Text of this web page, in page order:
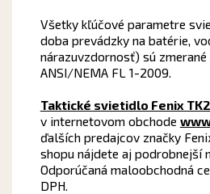
Všetky kľúčové parametre
doba prevádzky na batérie,
nárazuvzdornosť) sú
ANSI/NEMA FL 1-2009.
Taktické svietidlo Fenix
v internetovom obchode
ďalších predajcov značky
shopu nájdete aj podrobnejší
Odporúčaná maloobchodná
DPH.